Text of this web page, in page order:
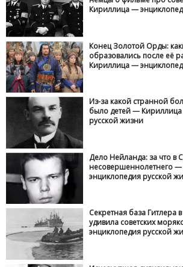
Одним из оснований для
является почитание народное и
происходят у мощей подвижников
И вот в почитании блаженной
огромное народное почитание.